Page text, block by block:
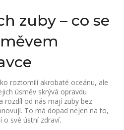
zuby – co se
roztomilí akrobaté oceánu, ale
úsměv skrývá opravdu
rozdíl od nás mají zuby bez
To má dopad nejen na to,
o své ústní zdraví.